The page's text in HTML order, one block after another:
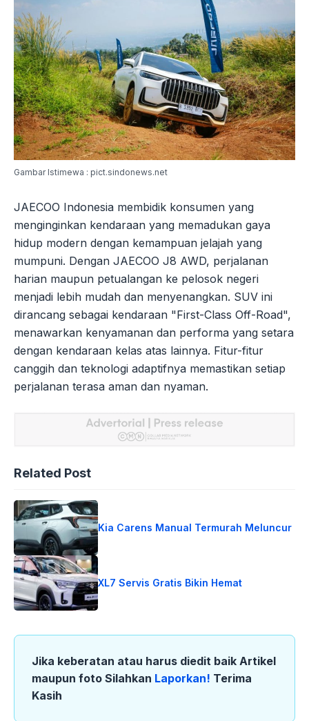
Gambar Istimewa : pict.sindonews.net
JAECOO Indonesia membidik konsumen yang
menginginkan kendaraan yang memadukan gaya
hidup modern dengan kemampuan jelajah yang
mumpuni. Dengan JAECOO J8 AWD, perjalanan
harian maupun petualangan ke pelosok negeri
menjadi lebih mudah dan menyenangkan. SUV ini
dirancang sebagai kendaraan "First-Class Off-Road",
menawarkan kenyamanan dan performa yang setara
dengan kendaraan kelas atas lainnya. Fitur-fitur
canggih dan teknologi adaptifnya memastikan setiap
perjalanan terasa aman dan nyaman.
Related Post
Kia Carens Manual Termurah Meluncur
XL7 Servis Gratis Bikin Hemat
Jika keberatan atau harus diedit baik Artikel
maupun foto Silahkan Laporkan! Terima
Kasih